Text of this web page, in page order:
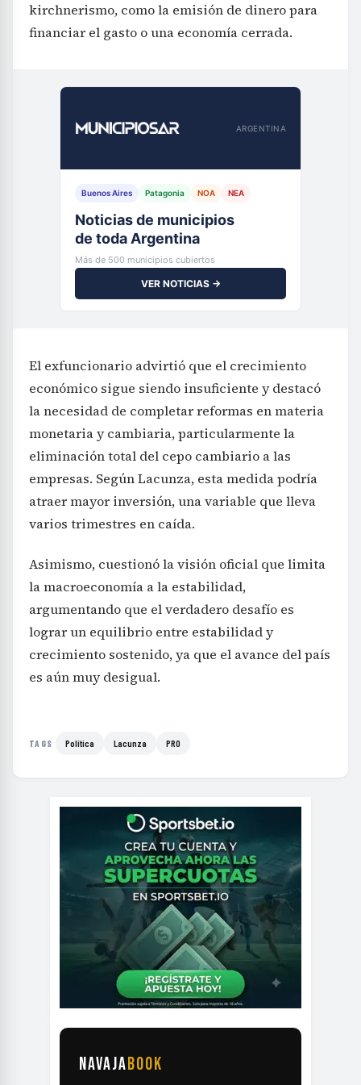
kirchnerismo, como la emisión de dinero para
financiar el gasto o una economía cerrada.
ARGENTINA
Buenos Aires Patagonia NOA NEA
Noticias de municipios
de toda Argentina
Más de 500 municipios cubiertos
VER NOTICIAS →
El exfuncionario advirtió que el crecimiento
económico sigue siendo insuficiente y destacó
la necesidad de completar reformas en materia
monetaria y cambiaria, particularmente la
eliminación total del cepo cambiario a las
empresas. Según Lacunza, esta medida podría
atraer mayor inversión, una variable que lleva
varios trimestres en caída.
Asimismo, cuestionó la visión oficial que limita
la macroeconomía a la estabilidad,
argumentando que el verdadero desafío es
lograr un equilibrio entre estabilidad y
crecimiento sostenido, ya que el avance del país
es aún muy desigual.
TAGS Política Lacunza PRO
NAVAJABOOK